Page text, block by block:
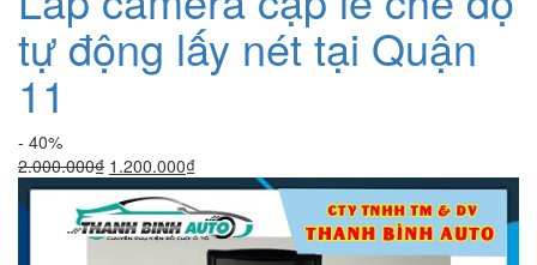
tự động lấy nét tại Quận
11
- 40%
2.000.000₫ Giá
gốc
là:
2.000.000₫.
1.200.000₫Giá
hiện
tại
là: